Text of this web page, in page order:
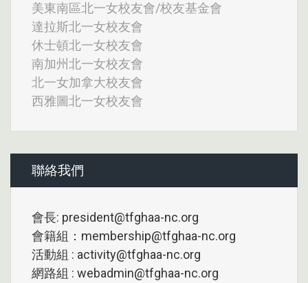
美東南區北一女校友會/校友基金會
達拉斯北一女校友會
休士頓北一女校友會
南加州北一女校友會
北一女加拿大校友會
西雅圖北一女校友會
聯絡我們
會長: president@tfghaa-nc.org
會籍組：membership@tfghaa-nc.org
活動組 : activity@tfghaa-nc.org
網路組 : webadmin@tfghaa-nc.org